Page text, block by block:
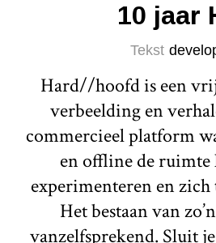
10 jaar
Tekst
Hard//hoofd is een
verbeelding en
commercieel platform
en offline de
experimenteren en
Het bestaan van
vanzelfsprekend. Sluit